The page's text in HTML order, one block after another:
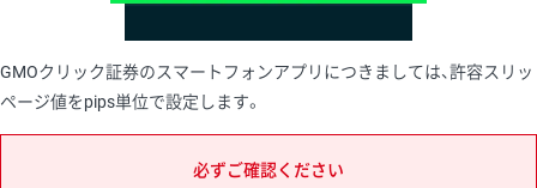
GMOクリック証券のスマートフォンアプリにつきましては、許容スリッ
ページ値をpips単位で設定します。
必ずご確認ください